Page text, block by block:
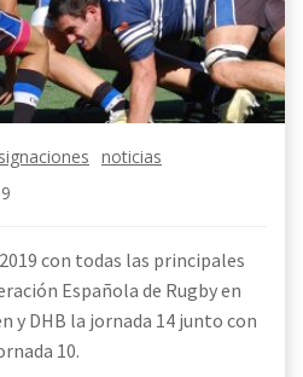
noticias
con todas las principales
Española de Rugby en
y DHB la jornada 14 junto con
10.